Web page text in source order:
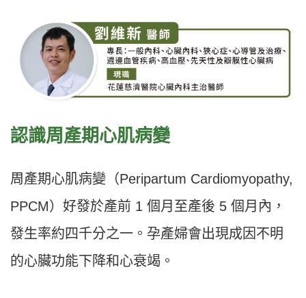
認識周產期心肌病變
周產期心肌病變（Peripartum Cardiomyopathy,
PPCM）好發於產前 1 個月至產後 5 個月內，
發生率約四千分之一。孕產婦會出現成因不明
的心臟功能下降和心衰竭。